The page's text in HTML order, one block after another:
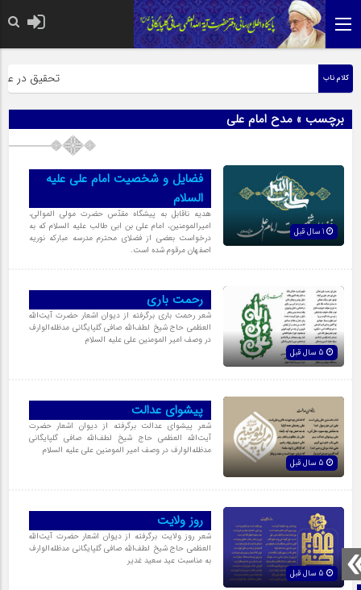
کلام ناب تحقیق در
برچسب » مدح امام علی
فضایل و شخصیت امام على علیه
السلام
هدیه ناقابل به پیشگاه مقدّس حضرت مولى الموالى،
امیرالمومنین، امام على بن ابى طالب علیه السلام که به
درخواست بعضى از فضلاى محترم مدرسه مبارکه نوریه
اصفهان مرقوم شده است.
رحمت باری
شعر رحمت باری برگرفته از دیوان اشعار حضرت آیت‌اللّه
العظمی حاج شیخ لطف‌اللّه صافی گلپایگانی مدظله‌الوارف
در وصف امیر المومنین علی علیه السلام
پیشوای عدالت
شعر پیشوای عدالت برگرفته از دیوان اشعار حضرت
آیت‌اللّه العظمی حاج شیخ لطف‌اللّه صافی گلپایگانی
مدظله‌الوارف در وصف امیر المومنین علی علیه السلام
روز ولایت
شعر روز ولایت برگرفته از دیوان اشعار حضرت آیت‌اللّه
العظمی حاج شیخ لطف‌اللّه صافی گلپایگانی مدظله‌الوارف
به مناسبت عید سعید غدیر